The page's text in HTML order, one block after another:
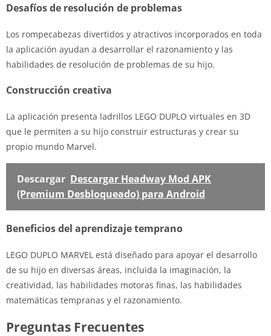
Desafíos de resolución de problemas
Los rompecabezas divertidos y atractivos incorporados en toda
la aplicación ayudan a desarrollar el razonamiento y las
habilidades de resolución de problemas de su hijo.
Construcción creativa
La aplicación presenta ladrillos LEGO DUPLO virtuales en 3D
que le permiten a su hijo construir estructuras y crear su
propio mundo Marvel.
Descargar Descargar Headway Mod APK
(Premium Desbloqueado) para Android
Beneficios del aprendizaje temprano
LEGO DUPLO MARVEL está diseñado para apoyar el desarrollo
de su hijo en diversas áreas, incluida la imaginación, la
creatividad, las habilidades motoras finas, las habilidades
matemáticas tempranas y el razonamiento.
Preguntas Frecuentes